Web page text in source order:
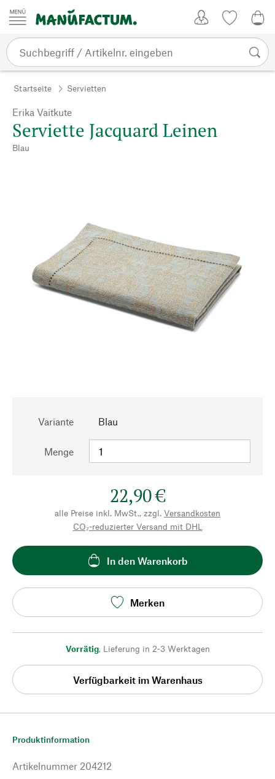
Zum Inhalt springen
Startseite Servietten
Erika Vaitkute
Serviette Jacquard Leinen
Blau
Variante Blau
Menge
22,90 €
alle Preise inkl. MwSt., zzgl. Versandkosten
CO₂-reduzierter Versand mit DHL
In den Warenkorb
Merken
Vorrätig, Lieferung in 2-3 Werktagen
Verfügbarkeit im Warenhaus
Produktinformation
Artikelnummer 204212